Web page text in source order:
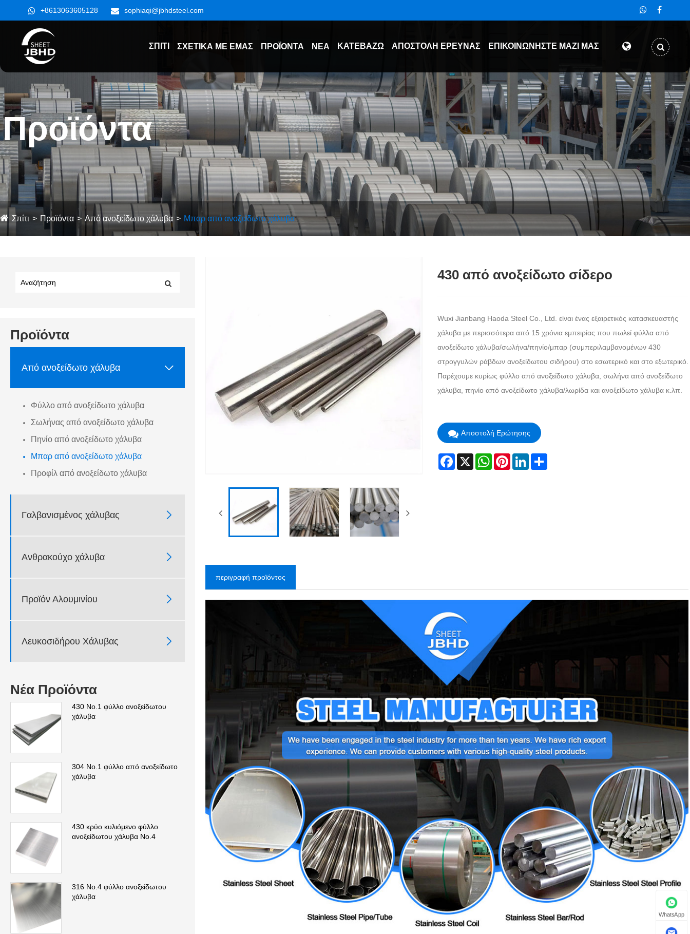
+8613063605128 sophiaqi@jbhdsteel.com
ΣΠΊΤΙ ΣΧΕΤΙΚΆ ΜΕ ΕΜΆΣ ΠΡΟΪΌΝΤΑ ΝΈΑ ΚΑΤΕΒΆΖΩ ΑΠΟΣΤΟΛΉ ΈΡΕΥΝΑΣ ΕΠΙΚΟΙΝΩΝΉΣΤΕ ΜΑΖΊ ΜΑΣ
Προϊόντα
Σπίτι Προϊόντα Από ανοξείδωτο χάλυβα Μπαρ από ανοξείδωτο χάλυβα
Προϊόντα
Από ανοξείδωτο χάλυβα 
Φύλλο από ανοξείδωτο χάλυβα
Σωλήνας από ανοξείδωτο χάλυβα
Πηνίο από ανοξείδωτο χάλυβα
Μπαρ από ανοξείδωτο χάλυβα
Προφίλ από ανοξείδωτο χάλυβα
Γαλβανισμένος χάλυβας 
Ανθρακούχο χάλυβα 
Προϊόν Αλουμινίου 
Λευκοσιδήρου Χάλυβας 
Νέα Προϊόντα
430 Νο.1 φύλλο ανοξείδωτου
χάλυβα
304 Νο.1 φύλλο από ανοξείδωτο
χάλυβα
430 κρύο κυλιόμενο φύλλο
ανοξείδωτου χάλυβα No.4
316 Νο.4 φύλλο ανοξείδωτου
χάλυβα
430 από ανοξείδωτο σίδερο
Wuxi Jianbang Haoda Steel Co., Ltd. είναι ένας εξαιρετικός κατασκευαστής
χάλυβα με περισσότερα από 15 χρόνια εμπειρίας που πωλεί φύλλα από
ανοξείδωτο χάλυβα/σωλήνα/πηνίο/μπαρ (συμπεριλαμβανομένων 430
στρογγυλών ράβδων ανοξείδωτου σιδήρου) στο εσωτερικό και στο εξωτερικό.
Παρέχουμε κυρίως φύλλο από ανοξείδωτο χάλυβα, σωλήνα από ανοξείδωτο
χάλυβα, πηνίο από ανοξείδωτο χάλυβα/λωρίδα και ανοξείδωτο χάλυβα κ.λπ.
Αποστολή Ερώτησης
Facebook
X WhatsAppPinterestLinkedInShare
περιγραφή προϊόντος
WhatsApp